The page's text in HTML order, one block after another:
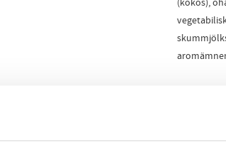
(kokos),